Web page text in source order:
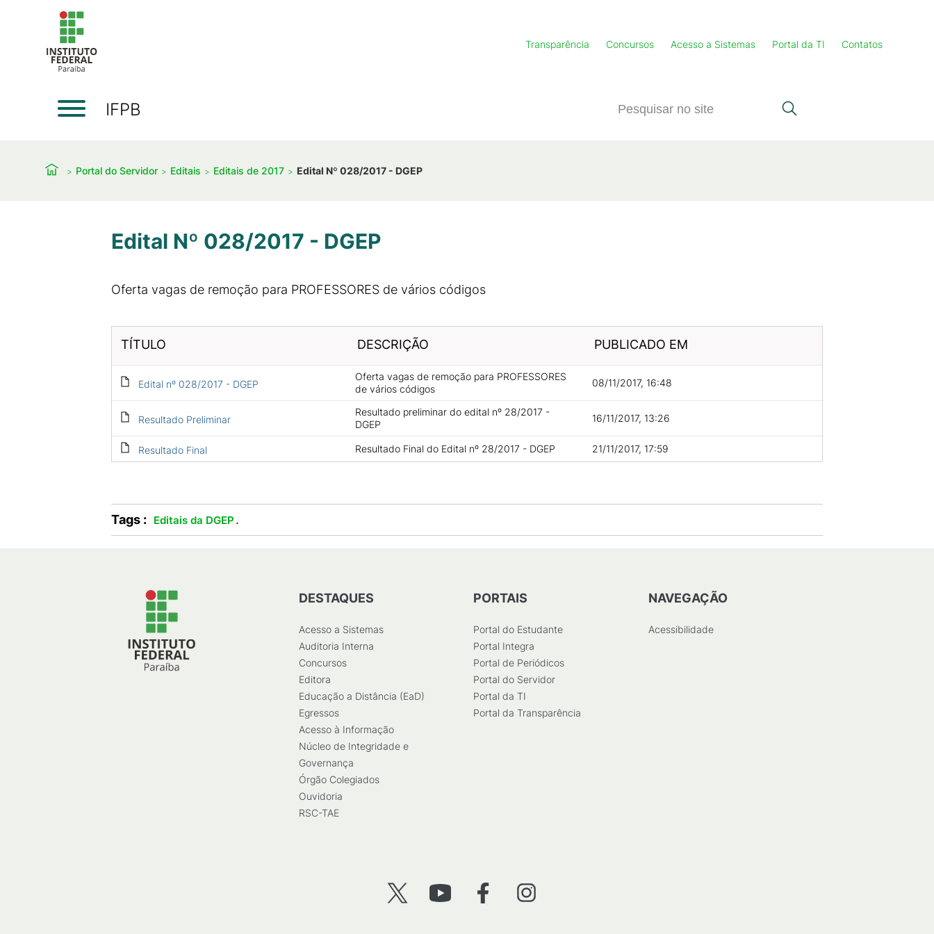
Transparência Concursos Acesso a Sistemas Portal da TI Contatos
IFPB
Portal do Servidor Editais Editais de 2017 Edital Nº 028/2017 - DGEP
Edital Nº 028/2017 - DGEP
Oferta vagas de remoção para PROFESSORES de vários códigos
TÍTULO DESCRIÇÃO PUBLICADO EM
Edital nº 028/2017 - DGEP
Oferta vagas de remoção para PROFESSORES
de vários códigos
08/11/2017, 16:48
Resultado Preliminar
Resultado preliminar do edital nº 28/2017 -
DGEP
16/11/2017, 13:26
Resultado Final Resultado Final do Edital nº 28/2017 - DGEP 21/11/2017, 17:59
Tags : Editais da DGEP .
DESTAQUES
Acesso a Sistemas
Auditoria Interna
Concursos
Editora
Educação a Distância (EaD)
Egressos
Acesso à Informação
Núcleo de Integridade e
Governança
Órgão Colegiados
Ouvidoria
RSC-TAE
PORTAIS
Portal do Estudante
Portal Integra
Portal de Periódicos
Portal do Servidor
Portal da TI
Portal da Transparência
NAVEGAÇÃO
Acessibilidade